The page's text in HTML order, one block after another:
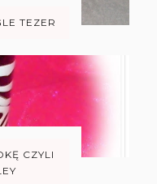
TEZER
CZYLI